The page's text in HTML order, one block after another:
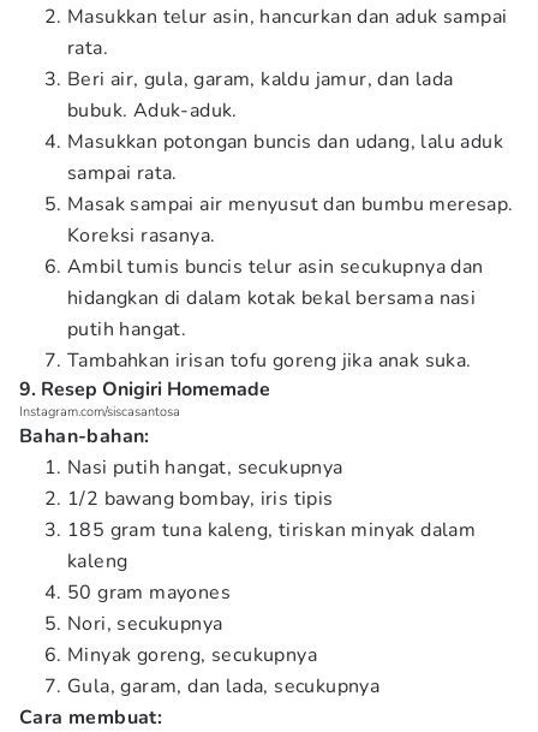
Masukkan telur asin, hancurkan dan aduk sampai
rata.
Beri air, gula, garam, kaldu jamur, dan lada
bubuk. Aduk-aduk.
Masukkan potongan buncis dan udang, lalu aduk
sampai rata.
Masak sampai air menyusut dan bumbu meresap.
Koreksi rasanya.
Ambil tumis buncis telur asin secukupnya dan
hidangkan di dalam kotak bekal bersama nasi
putih hangat.
Tambahkan irisan tofu goreng jika anak suka.
9. Resep Onigiri Homemade
Instagram.com/siscasantosa
Bahan-bahan:
Nasi putih hangat, secukupnya
1/2 bawang bombay, iris tipis
185 gram tuna kaleng, tiriskan minyak dalam
kaleng
50 gram mayones
Nori, secukupnya
Minyak goreng, secukupnya
Gula, garam, dan lada, secukupnya
Cara membuat: